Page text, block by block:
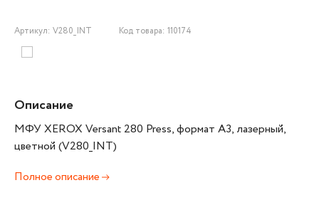
Артикул: V280_INT Код товара: 110174
Описание
МФУ XEROX Versant 280 Press, формат А3, лазерный,
цветной (V280_INT)
Полное описание